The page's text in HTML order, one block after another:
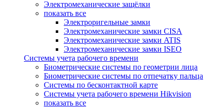
Электромеханические защёлки
показать все
Электроригельные замки
Электромеханические замки CISA
Электромеханические замки ATIS
Электромеханические замки ISEO
Системы учета рабочего времени
Биометрические системы по геометрии лица
Биометрические системы по отпечатку пальца
Системы по бесконтактной карте
Системы учета рабочего времени Hikvision
показать все